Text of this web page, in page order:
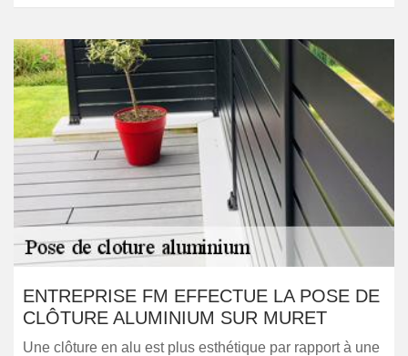
ENTREPRISE FM EFFECTUE LA POSE DE
CLÔTURE ALUMINIUM SUR MURET
Une clôture en alu est plus esthétique par rapport à une